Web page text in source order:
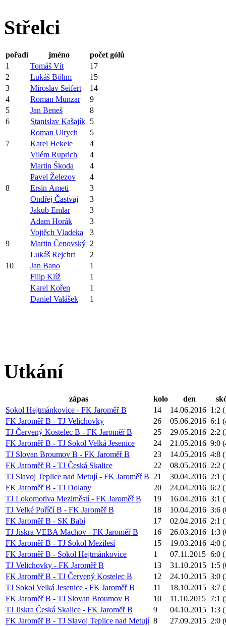
Střelci
pořadí jméno
počet gólů
1
Tomáš Vít
17
2
Lukáš Böhm
15
3
Miroslav Seifert
14
4
Roman Munzar
9
5
Jan Beneš
8
6
Stanislav Kašajík 5
Roman Ulrych
5
7
Karel Hekele
4
Vilém Ruprich
4
Martin Škoda
4
Pavel Železov
4
8
Ersin Ameti
3
Ondřej Častvaj
3
Jakub Emlar
3
Adam Horák
3
Vojtěch Vladeka
3
9
Martin Čenovský 2
Lukáš Rejchrt
2
10
Jan Bano
1
Filip Klíž
1
Karel Kořen
1
Daniel Valášek
1
Utkání
zápas kolo den
Sokol Hejtmánkovice - FK Jaroměř B
14 14.06.2016 1:2
FK Jaroměř B - TJ Velichovky
26 05.06.2016 6:1
TJ Červený Kostelec B - FK Jaroměř B
25 29.05.2016 2:2
FK Jaroměř B - TJ Sokol Velká Jesenice
24 21.05.2016 9:0
TJ Slovan Broumov B - FK Jaroměř B
23 14.05.2016 4:8
FK Jaroměř B - TJ Česká Skalice
22 08.05.2016 2:2
TJ Slavoj Teplice nad Metují - FK Jaroměř B 21 30.04.2016 2:1
FK Jaroměř B - TJ Dolany
20 24.04.2016 6:2
TJ Lokomotiva Meziměstí - FK Jaroměř B
19 16.04.2016 3:1
TJ Velké Poříčí B - FK Jaroměř B
18 10.04.2016 3:6
FK Jaroměř B - SK Babí
17 02.04.2016 2:1
TJ Jiskra VEBA Machov - FK Jaroměř B
16 26.03.2016 1:3
FK Jaroměř B - TJ Sokol Mezilesí
15 19.03.2016 4:0
FK Jaroměř B - Sokol Hejtmánkovice
1 07.11.2015 6:0
TJ Velichovky - FK Jaroměř B
13 31.10.2015 1:5
FK Jaroměř B - TJ Červený Kostelec B
12 24.10.2015 3:0
TJ Sokol Velká Jesenice - FK Jaroměř B
11 18.10.2015 3:7
FK Jaroměř B - TJ Slovan Broumov B
10 11.10.2015 7:1
TJ Jiskra Česká Skalice - FK Jaroměř B
9 04.10.2015 1:3
FK Jaroměř B - TJ Slavoj Teplice nad Metují 8 27.09.2015 2:0